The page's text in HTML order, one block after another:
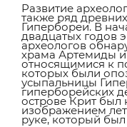
Развитие
также ряд
Гипербореи. В
двадцатых годов
археологов
храма Артемиды
относящимися к
которых были
усыпальницы
гиперборейских
острове Крит был
изображением
руке, который